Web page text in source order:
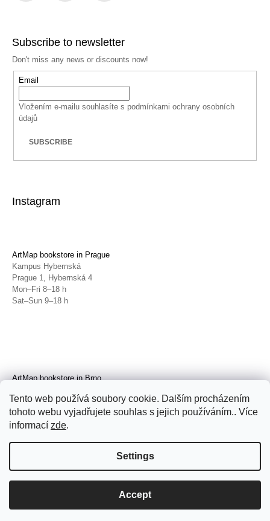
Tento web používá soubory cookie. Dalším procházením
tohoto webu vyjadřujete souhlas s jejich používáním.. Více
informací zde.
Settings
Accept
Subscribe to newsletter
Don't miss any news or discounts now!
Email
Vložením e-mailu souhlasíte s podmínkami ochrany osobních
údajů
SUBSCRIBE
Instagram
ArtMap bookstore in Prague
Kampus Hybernská
Prague 1, Hybernská 4
Mon–Fri 8–18 h
Sat–Sun 9–18 h
ArtMap bookstore in Brno
Brno, Radnická 4
Tue–Fri 11–19 h
Sat 14–19 h
© 2026 ArtMap. All rights reserved.